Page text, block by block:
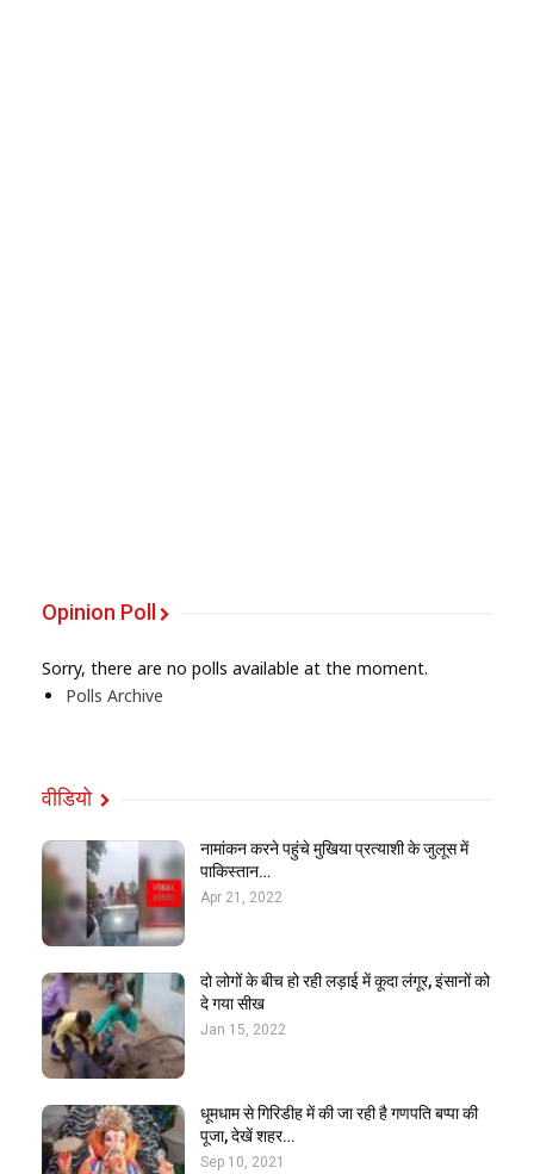
Opinion Poll
Sorry, there are no polls available at the moment.
Polls Archive
वीडियो
नामांकन करने पहुंचे मुखिया प्रत्याशी के जुलूस में
पाकिस्तान…
Apr 21, 2022
दो लोगों के बीच हो रही लड़ाई में कूदा लंगूर, इंसानों को
दे गया सीख
Jan 15, 2022
धूमधाम से गिरिडीह में की जा रही है गणपति बप्पा की
पूजा, देखें शहर…
Sep 10, 2021